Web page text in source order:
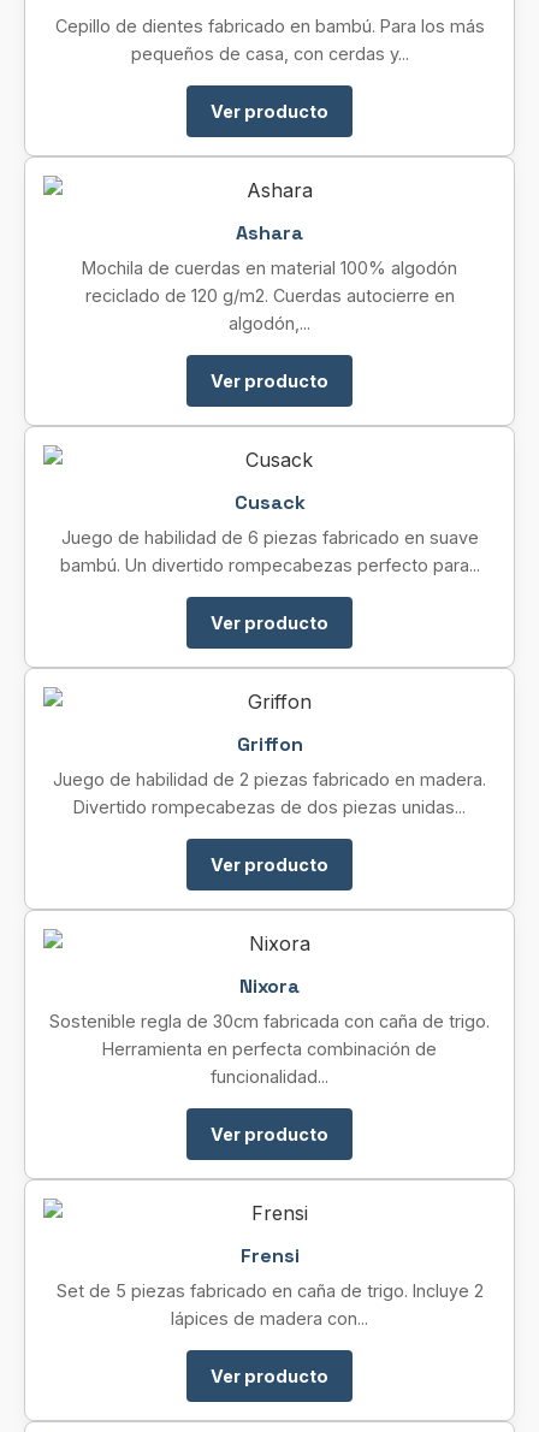
Cepillo de dientes fabricado en bambú. Para los más
pequeños de casa, con cerdas y...
Ver producto
Ashara
Mochila de cuerdas en material 100% algodón
reciclado de 120 g/m2. Cuerdas autocierre en
algodón,...
Ver producto
Cusack
Juego de habilidad de 6 piezas fabricado en suave
bambú. Un divertido rompecabezas perfecto para...
Ver producto
Griffon
Juego de habilidad de 2 piezas fabricado en madera.
Divertido rompecabezas de dos piezas unidas...
Ver producto
Nixora
Sostenible regla de 30cm fabricada con caña de trigo.
Herramienta en perfecta combinación de
funcionalidad...
Ver producto
Frensi
Set de 5 piezas fabricado en caña de trigo. Incluye 2
lápices de madera con...
Ver producto